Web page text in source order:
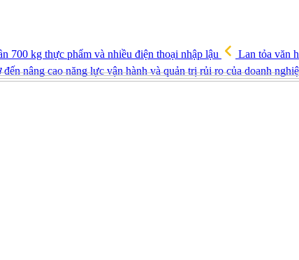
700 kg thực phẩm và nhiều điện thoại nhập lậu
Lan tỏa văn
nâng cao năng lực vận hành và quản trị rủi ro của doanh